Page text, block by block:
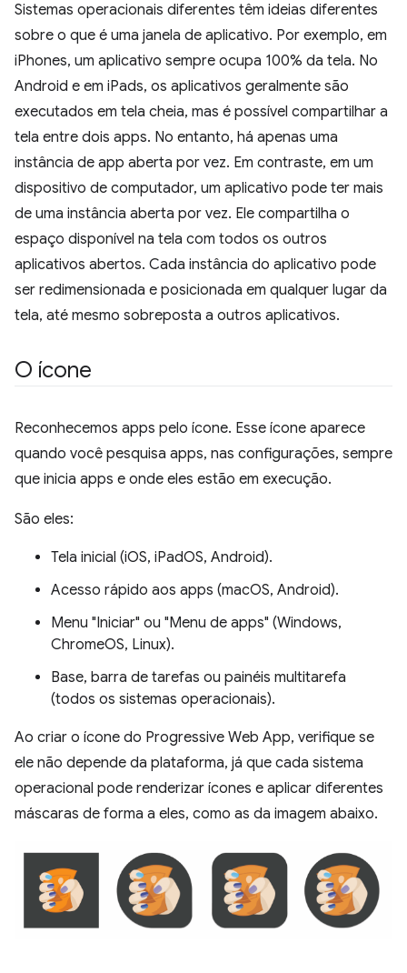
Sistemas operacionais diferentes têm ideias diferentes
sobre o que é uma janela de aplicativo. Por exemplo, em
iPhones, um aplicativo sempre ocupa 100% da tela. No
Android e em iPads, os aplicativos geralmente são
executados em tela cheia, mas é possível compartilhar a
tela entre dois apps. No entanto, há apenas uma
instância de app aberta por vez. Em contraste, em um
dispositivo de computador, um aplicativo pode ter mais
de uma instância aberta por vez. Ele compartilha o
espaço disponível na tela com todos os outros
aplicativos abertos. Cada instância do aplicativo pode
ser redimensionada e posicionada em qualquer lugar da
tela, até mesmo sobreposta a outros aplicativos.
O ícone
Reconhecemos apps pelo ícone. Esse ícone aparece
quando você pesquisa apps, nas configurações, sempre
que inicia apps e onde eles estão em execução.
São eles:
Tela inicial (iOS, iPadOS, Android).
Acesso rápido aos apps (macOS, Android).
Menu "Iniciar" ou "Menu de apps" (Windows,
ChromeOS, Linux).
Base, barra de tarefas ou painéis multitarefa
(todos os sistemas operacionais).
Ao criar o ícone do Progressive Web App, verifique se
ele não depende da plataforma, já que cada sistema
operacional pode renderizar ícones e aplicar diferentes
máscaras de forma a eles, como as da imagem abaixo.